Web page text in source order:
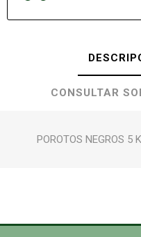
CONSULTAR
POROTOS NEGROS